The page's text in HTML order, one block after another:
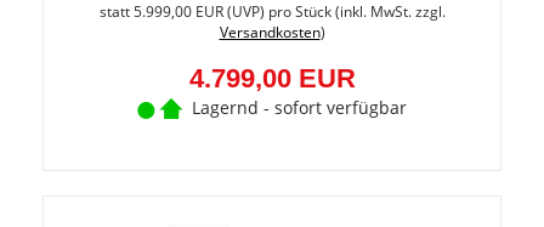
statt5.999,00 EUR(UVP) pro Stück (inkl. MwSt. zzgl.
Versandkosten)
4.799,00 EUR
Lagernd - sofort verfügbar